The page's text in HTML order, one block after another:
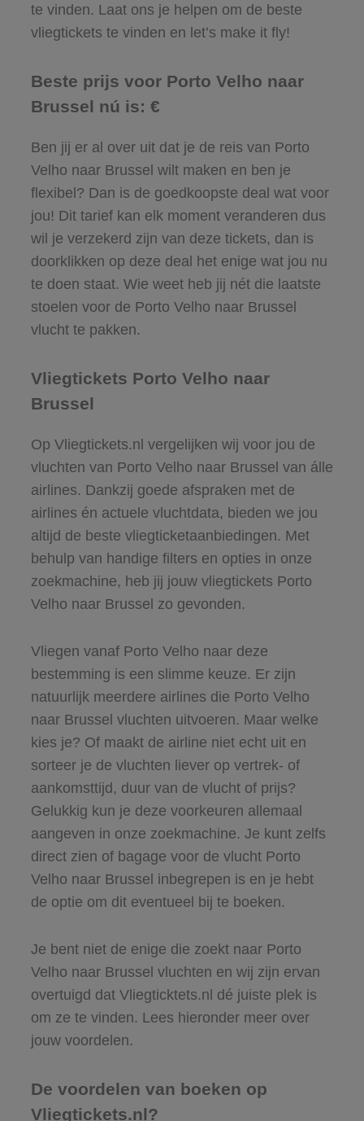
te vinden. Laat ons je helpen om de beste
vliegtickets te vinden en let’s make it fly!
Beste prijs voor Porto Velho naar
Brussel nú is: €
Ben jij er al over uit dat je de reis van Porto
Velho naar Brussel wilt maken en ben je
flexibel? Dan is de goedkoopste deal wat voor
jou! Dit tarief kan elk moment veranderen dus
wil je verzekerd zijn van deze tickets, dan is
doorklikken op deze deal het enige wat jou nu
te doen staat. Wie weet heb jij nét die laatste
stoelen voor de Porto Velho naar Brussel
vlucht te pakken.
Vliegtickets Porto Velho naar
Brussel
Op Vliegtickets.nl vergelijken wij voor jou de
vluchten van Porto Velho naar Brussel van álle
airlines. Dankzij goede afspraken met de
airlines én actuele vluchtdata, bieden we jou
altijd de beste vliegticketaanbiedingen. Met
behulp van handige filters en opties in onze
zoekmachine, heb jij jouw vliegtickets Porto
Velho naar Brussel zo gevonden.
Vliegen vanaf Porto Velho naar deze
bestemming is een slimme keuze. Er zijn
natuurlijk meerdere airlines die Porto Velho
naar Brussel vluchten uitvoeren. Maar welke
kies je? Of maakt de airline niet echt uit en
sorteer je de vluchten liever op vertrek- of
aankomsttijd, duur van de vlucht of prijs?
Gelukkig kun je deze voorkeuren allemaal
aangeven in onze zoekmachine. Je kunt zelfs
direct zien of bagage voor de vlucht Porto
Velho naar Brussel inbegrepen is en je hebt
de optie om dit eventueel bij te boeken.
Je bent niet de enige die zoekt naar Porto
Velho naar Brussel vluchten en wij zijn ervan
overtuigd dat Vliegticktets.nl dé juiste plek is
om ze te vinden. Lees hieronder meer over
jouw voordelen.
De voordelen van boeken op
Vliegtickets.nl?